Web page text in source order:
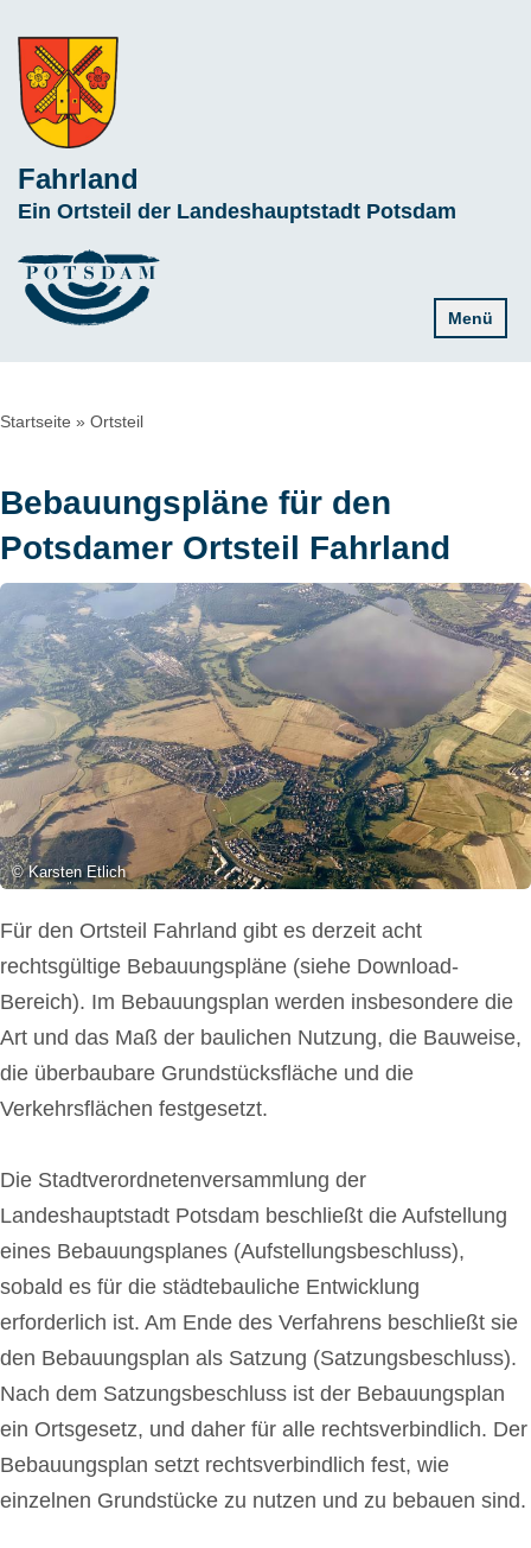
zum
Inhalt
Fahrland
Subline
Ein Ortsteil der Landeshauptstadt Potsdam
Menü
Pfadnavigation
Startseite Ortsteil
Bebauungspläne für den
Potsdamer Ortsteil Fahrland
© Karsten Etlich
Für den Ortsteil Fahrland gibt es derzeit acht
rechtsgültige Bebauungspläne (siehe Download-
Bereich). Im Bebauungsplan werden insbesondere die
Art und das Maß der baulichen Nutzung, die Bauweise,
die überbaubare Grundstücksfläche und die
Verkehrsflächen festgesetzt.
Die Stadtverordnetenversammlung der
Landeshauptstadt Potsdam beschließt die Aufstellung
eines Bebauungsplanes (Aufstellungsbeschluss),
sobald es für die städtebauliche Entwicklung
erforderlich ist. Am Ende des Verfahrens beschließt sie
den Bebauungsplan als Satzung (Satzungsbeschluss).
Nach dem Satzungsbeschluss ist der Bebauungsplan
ein Ortsgesetz, und daher für alle rechtsverbindlich. Der
Bebauungsplan setzt rechtsverbindlich fest, wie
einzelnen Grundstücke zu nutzen und zu bebauen sind.